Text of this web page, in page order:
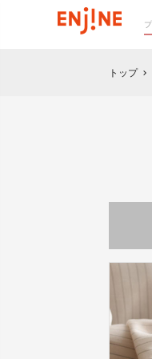
トップ chevron_right